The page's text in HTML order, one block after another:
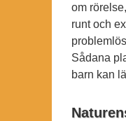
om
runt och
Sådana
barn kan